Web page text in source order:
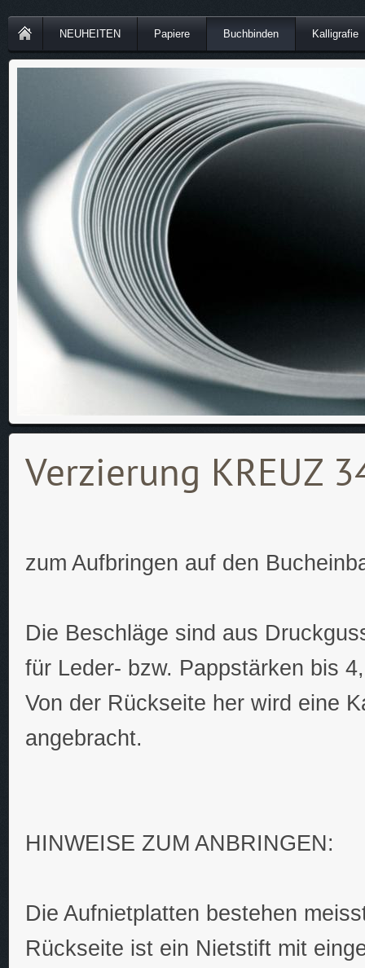
NEUHEITEN Papiere Buchbinden Kalligrafie
Verzierung KREUZ
zum Aufbringen auf den
Die Beschläge sind aus
für Leder- bzw. Pappstärken bis
Von der Rückseite her wird eine
angebracht.
HINWEISE ZUM ANBRINGEN:
Die Aufnietplatten bestehen
Rückseite ist ein Nietstift mit